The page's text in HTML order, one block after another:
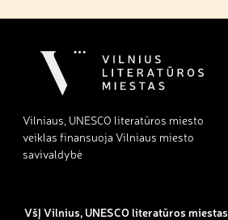
Vilniaus, UNESCO literatūros miesto
veiklas finansuoja Vilniaus miesto
savivaldybė
VšĮ Vilnius, UNESCO literatūros miestas